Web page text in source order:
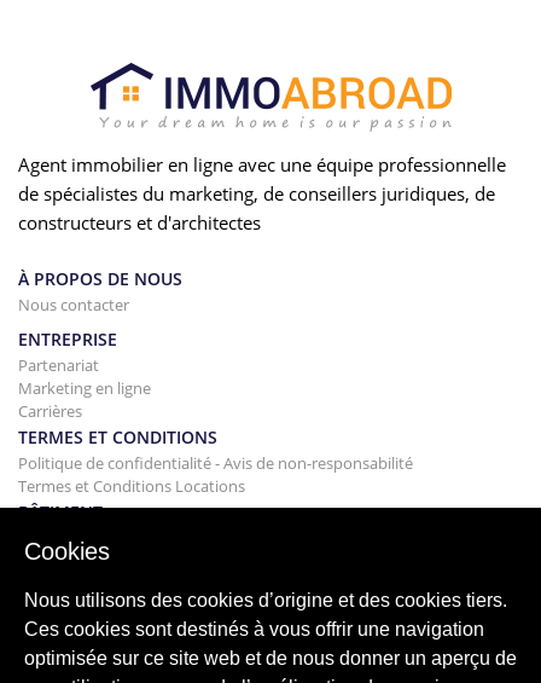
Agent immobilier en ligne avec une équipe professionnelle
de spécialistes du marketing, de conseillers juridiques, de
constructeurs et d'architectes
À PROPOS DE NOUS
Nous contacter
ENTREPRISE
Partenariat
Marketing en ligne
Carrières
TERMES ET CONDITIONS
Politique de confidentialité - Avis de non-responsabilité
Termes et Conditions Locations
BÂTIMENT
Projets
Acheter votre maison
Vendre
Hypothèque
Service de recherche
Cookies
Nous utilisons des cookies d’origine et des cookies tiers.
Ces cookies sont destinés à vous offrir une navigation
optimisée sur ce site web et de nous donner un aperçu de